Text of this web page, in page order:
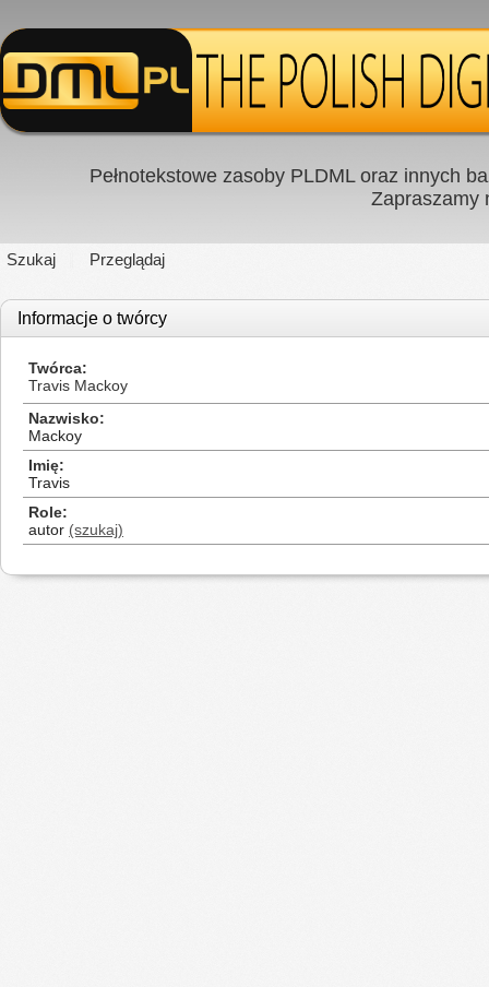
Pełnotekstowe zasoby PLDML oraz innych
Zapraszamy
Szukaj Przeglądaj
Informacje o twórcy
Twórca
Travis Mackoy
Nazwisko
Mackoy
Imię
Travis
Role
autor (szukaj)